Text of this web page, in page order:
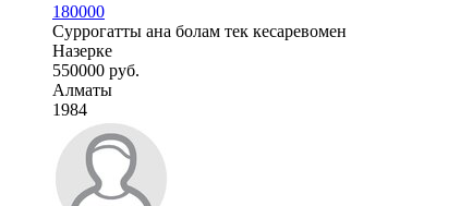
180000
Суррогатты ана болам тек кесаревомен
Назерке
550000 руб.
Алматы
1984